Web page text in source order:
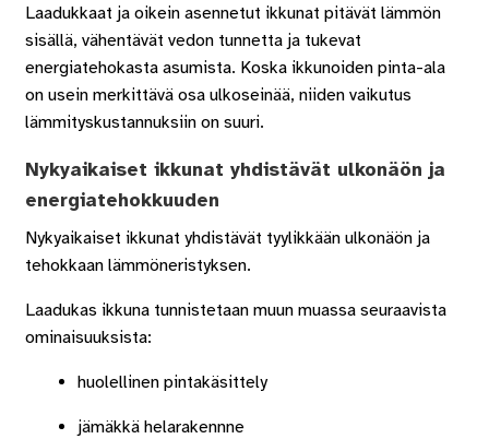
Laadukkaat ja oikein asennetut ikkunat pitävät lämmön
sisällä, vähentävät vedon tunnetta ja tukevat
energiatehokasta asumista. Koska ikkunoiden pinta-ala
on usein merkittävä osa ulkoseinää, niiden vaikutus
lämmityskustannuksiin on suuri.
Nykyaikaiset ikkunat yhdistävät ulkonäön ja
energiatehokkuuden
Nykyaikaiset ikkunat yhdistävät tyylikkään ulkonäön ja
tehokkaan lämmöneristyksen.
Laadukas ikkuna tunnistetaan muun muassa seuraavista
ominaisuuksista:
huolellinen pintakäsittely
jämäkkä helarakennne